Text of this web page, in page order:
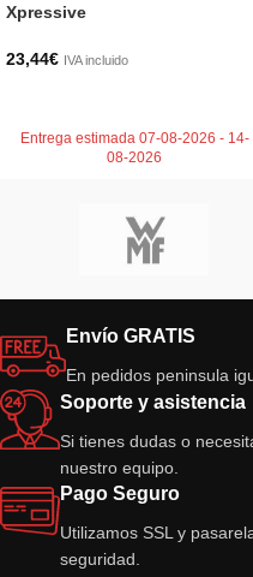
Xpressive
23,44€ IVA incluido
Entrega estimada 07-08-2026 - 14-
08-2026
Envío GRATIS
En pedidos peninsula
Soporte y asistencia
Si tienes dudas o
nuestro equipo.
Pago Seguro
Utilizamos SSL y
seguridad.